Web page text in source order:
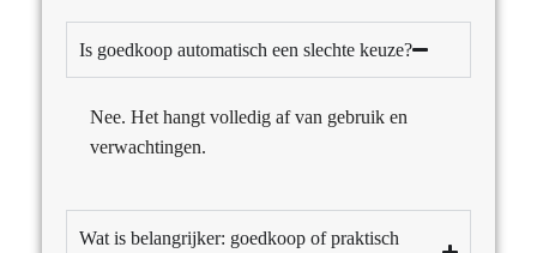
Is goedkoop automatisch een slechte keuze?
Nee. Het hangt volledig af van gebruik en
verwachtingen.
Wat is belangrijker: goedkoop of praktisch